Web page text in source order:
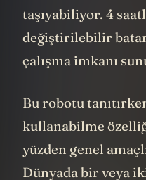
ağırlığında olan
taşıyabiliyor. 4
değiştirilebilir
Bu robotu
kullanabilme
yüzden genel